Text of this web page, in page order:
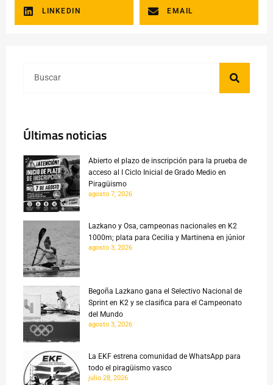
LINKEDIN EMAIL
Últimas noticias
Abierto el plazo de inscripción para la prueba de
acceso al I Ciclo Inicial de Grado Medio en
Piragüismo
agosto 7, 2026
Lazkano y Osa, campeonas nacionales en K2
1000m; plata para Cecilia y Martinena en júnior
agosto 3, 2026
Begoña Lazkano gana el Selectivo Nacional de
Sprint en K2 y se clasifica para el Campeonato
del Mundo
agosto 3, 2026
La EKF estrena comunidad de WhatsApp para
todo el piragüismo vasco
julio 28, 2026